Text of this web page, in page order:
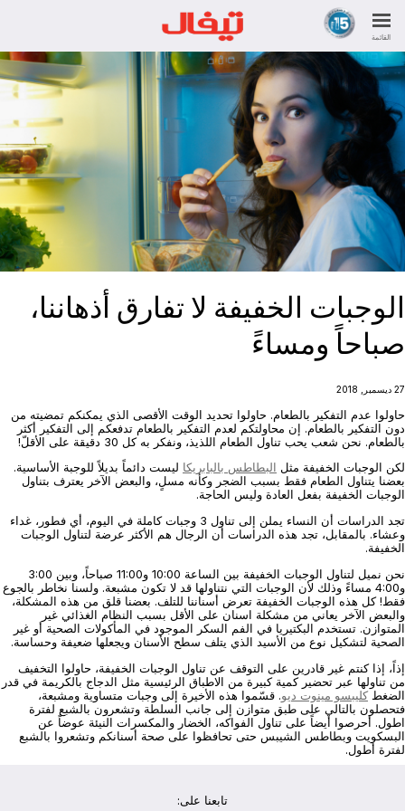
القائمة
الوجبات الخفيفة لا تفارق أذهاننا،
صباحاً ومساءً
27 ديسمبر, 2018
حاولوا عدم التفكير بالطعام. حاولوا تحديد الوقت الأقصى الذي يمكنكم تمضيته من
دون التفكير بالطعام. إن محاولتكم لعدم التفكير ‏بالطعام تدفعكم إلى التفكير أكثر
بالطعام. نحن شعب يحب تناول الطعام اللذيذ، ونفكر به كل 30 دقيقة على الأقلّ!‏
لكن الوجبات الخفيفة مثل
البطاطس بالبابريكا ليست دائماً بديلاً للوجبة الأساسية.
بعضنا يتناول الطعام فقط بسبب الضجر وكأنه ‏مسلٍ، والبعض الآخر يعترف بتناول
الوجبات الخفيفة بفعل العادة وليس الحاجة.‏
تجد الدراسات أن النساء يملن إلى تناول 3 وجبات كاملة في اليوم، أي فطور، غداء
وعشاء. بالمقابل، تجد هذه الدراسات أن ‏الرجال هم الأكثر عرضة لتناول الوجبات
الخفيفة.‏
نحن نميل لتناول الوجبات الخفيفة بين الساعة 10:00 و11:00 صباحاً، وبين 3:00
و4:00 مساءً وذلك لأن الوجبات التي ‏نتناولها قد لا تكون مشبعة. ولسنا نخاطر بالجوع
فقط! كل هذه الوجبات الخفيفة تعرض أسناننا للتلف. بعضنا قلق من هذه ‏المشكلة،
والبعض الآخر يعاني من مشكلة اسنان على الأقل بسبب النظام الغذائي غير
المتوازن. تستخدم البكتيريا في الفم السكر ‏الموجود في المأكولات الصحية أو غير
الصحية لتشكيل نوع من الأسيد الذي يتلف سطح الأسنان ويجعلها ضعيفة وحساسة.‏
إذاً، إذا كنتم غير قادرين على التوقف عن تناول الوجبات الخفيفة، حاولوا التخفيف
من تناولها عبر تحضير كمية كبيرة من ‏الاطباق الرئيسية مثل الدجاج بالكريمة في قدر
الضغط كليبسو مينوت ديو. قسّموا هذه الأخيرة إلى وجبات متساوية ومشبعة،
‏فتحصلون بالتالي على طبق متوازن إلى جانب السلطة وتشعرون بالشبع لفترة
اطول.‏ أحرصوا أيضاً على تناول الفواكه، الخضار والمكسرات النيئة عوضاً عن
البسكويت وبطاطس الشيبس حتى تحافظوا على صحة ‏أسنانكم وتشعروا بالشبع
لفترة أطول.‏
تابعنا على: